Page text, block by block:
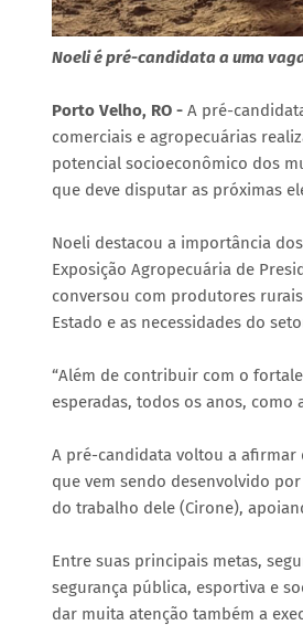
Noeli é pré-candidata a uma
Porto Velho, RO - A pré-
comerciais e agropecuárias
potencial socioeconômico dos
que deve disputar as próximas
Noeli destacou a importância
Exposição Agropecuária de
conversou com produtores
Estado e as necessidades do
“Além de contribuir com o
esperadas, todos os anos,
A pré-candidata voltou a
que vem sendo desenvolvido
do trabalho dele (Cirone),
Entre suas principais metas,
segurança pública, esportiva e
dar muita atenção também a